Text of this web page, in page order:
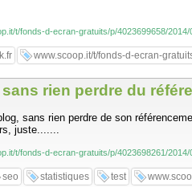
t/fonds-d-ecran-gratuits/p/4023699658/
www.scoop.it/t/fonds-d-ecran-
rien perdre du
sans rien perdre de son
juste.......
t/fonds-d-ecran-gratuits/p/4023698261/
seo statistiques test